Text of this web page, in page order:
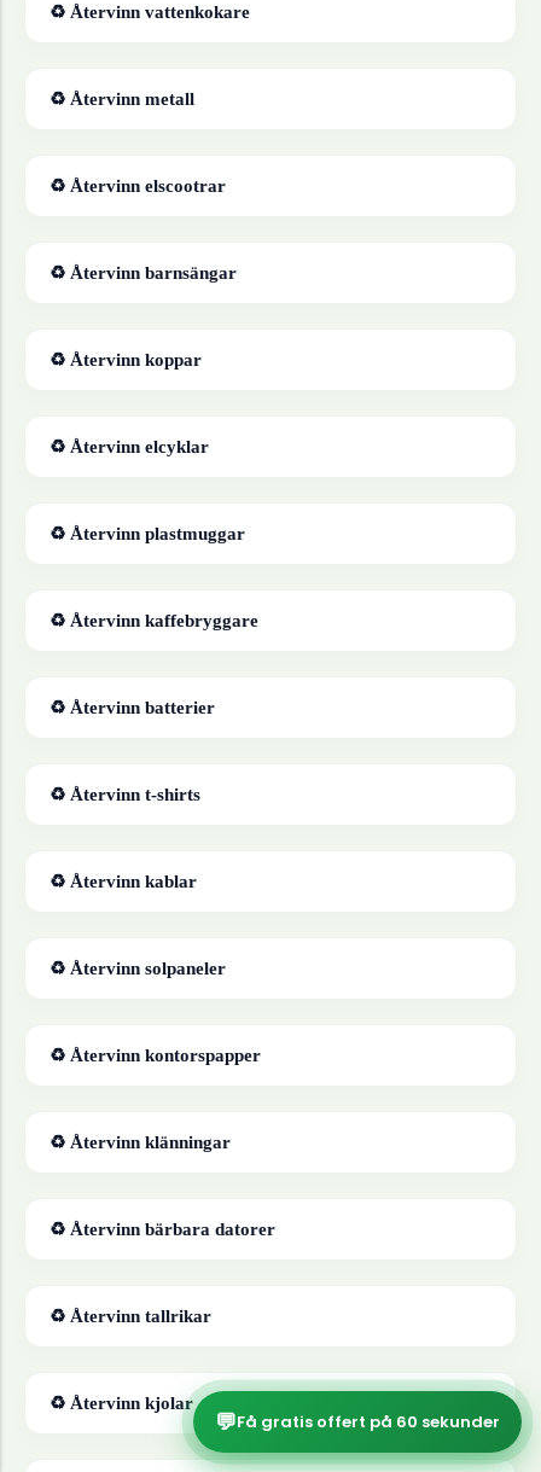
♻ Återvinn vattenkokare
♻ Återvinn metall
♻ Återvinn elscootrar
♻ Återvinn barnsängar
♻ Återvinn koppar
♻ Återvinn elcyklar
♻ Återvinn plastmuggar
♻ Återvinn kaffebryggare
♻ Återvinn batterier
♻ Återvinn t-shirts
♻ Återvinn kablar
♻ Återvinn solpaneler
♻ Återvinn kontorspapper
♻ Återvinn klänningar
♻ Återvinn bärbara datorer
♻ Återvinn tallrikar
♻ Återvinn kjolar
💬Få gratis offert på 60 sekunder